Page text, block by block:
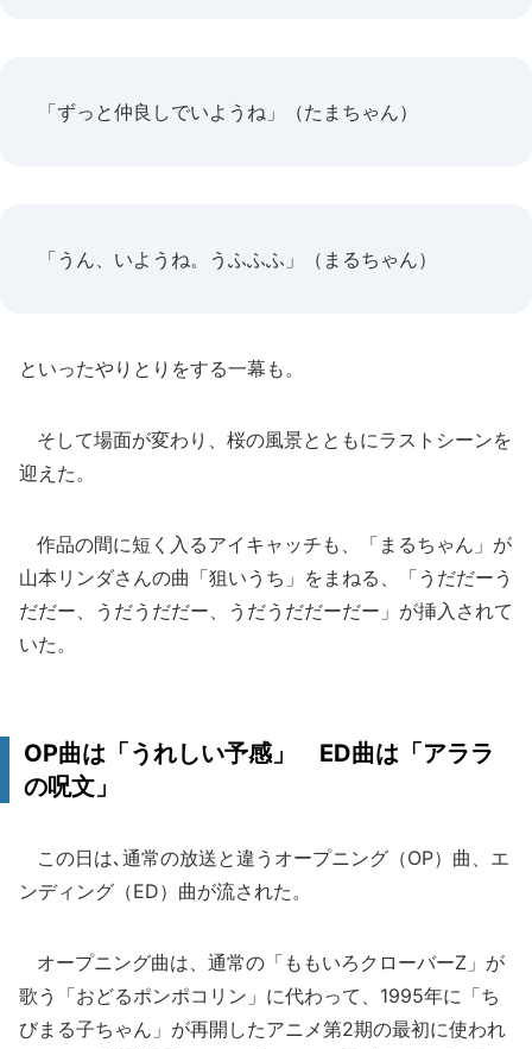
「ずっと仲良しでいようね」（たまちゃん）
「うん、いようね。うふふふ」（まるちゃん）
といったやりとりをする一幕も。
そして場面が変わり、桜の風景とともにラストシーンを
迎えた。
作品の間に短く入るアイキャッチも、「まるちゃん」が
山本リンダさんの曲「狙いうち」をまねる、「うだだーう
だだー、うだうだだー、うだうだだーだー」が挿入されて
いた。
OP曲は「うれしい予感」 ED曲は「アララ
の呪文」
この日は､通常の放送と違うオープニング（OP）曲、エ
ンディング（ED）曲が流された。
オープニング曲は、通常の「ももいろクローバーZ」が
歌う「おどるポンポコリン」に代わって、1995年に「ち
びまる子ちゃん」が再開したアニメ第2期の最初に使われ